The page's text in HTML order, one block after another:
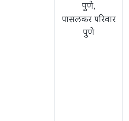
पुणे,
पासलकर परिवार
पुणे